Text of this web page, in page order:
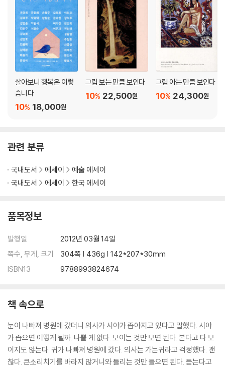
살아보니 행복은 이렇
습니다
18,000원
10%
그림 보는 만큼 보인다
22,500원
10%
그림 아는 만큼 보인다
24,300원
10%
관련 분류
국내도서 에세이
예술 에세이
국내도서
에세이 한국 에세이
품목정보
발행일
2012년 03월 14일
쪽수, 무게, 크기
304쪽 | 436g | 142*207*30mm
ISBN13
9788993824674
책 속으로
눈이 나빠져 병원에 갔더니 의사가 시야가 좁아지고 있다고 말했다. 시야
가 좁으면 어떻게 될까. 나쁠 게 없다. 보이는 것만 보면 된다. 본다고 다 보
이지도 않는다. 귀가 나빠져 병원에 갔다. 의사는 가는귀라고 걱정했다. 괜
찮다. 큰소리치기를 바라지 않거니와 들리는 것만 들으면 된다. 듣는다고